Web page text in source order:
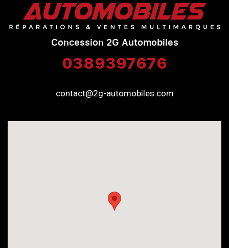
Concession 2G Automobiles
0389397676
contact@2g-automobiles.com